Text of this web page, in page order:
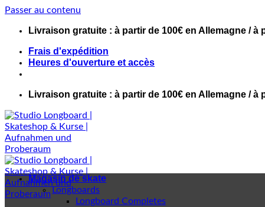
Passer au contenu
Livraison gratuite : à partir de 100€ en Allemagne / à
Frais d'expédition
Heures d'ouverture et accès
Livraison gratuite : à partir de 100€ en Allemagne / à
Magasin de skate
Longboards
Longboard Completes